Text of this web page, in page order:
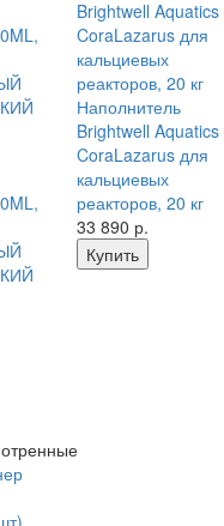
Наполнитель
Brightwell Aquatics
CoraLazarus для
кальциевых
реакторов, 20 кг
33 890 р.
Купить